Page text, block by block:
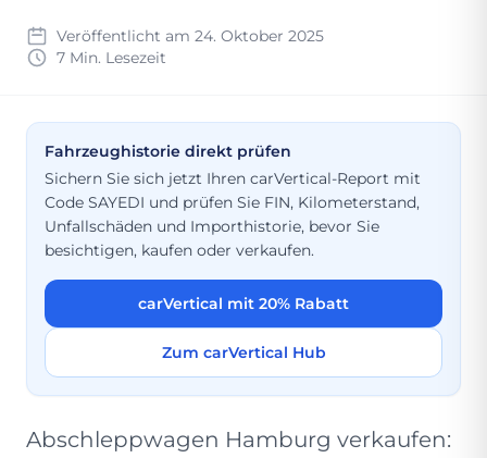
Veröffentlicht am 24. Oktober 2025
7 Min. Lesezeit
Fahrzeughistorie direkt prüfen
Sichern Sie sich jetzt Ihren carVertical-Report mit
Code SAYEDI und prüfen Sie FIN, Kilometerstand,
Unfallschäden und Importhistorie, bevor Sie
besichtigen, kaufen oder verkaufen.
carVertical mit 20% Rabatt
Zum carVertical Hub
Abschleppwagen Hamburg verkaufen: